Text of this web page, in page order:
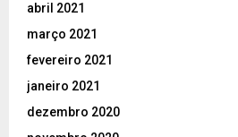
abril 2021
março 2021
fevereiro 2021
janeiro 2021
dezembro 2020